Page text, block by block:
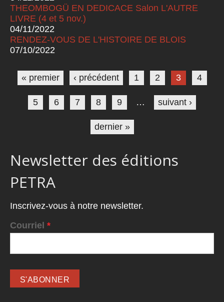
THEOMBOGÜ EN DEDICACE Salon L'AUTRE
LIVRE (4 et 5 nov.)
04/11/2022
RENDEZ-VOUS DE L'HISTOIRE DE BLOIS
07/10/2022
Pages
« premier ‹ précédent 1 2 3 4
5 6 7 8 9 … suivant ›
dernier »
Newsletter des éditions
PETRA
Inscrivez-vous à notre newsletter.
Courriel *